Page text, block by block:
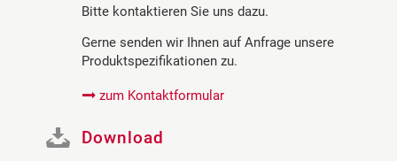
Bitte kontaktieren Sie uns dazu.
Gerne senden wir Ihnen auf Anfrage unsere
Produktspezifikationen zu.
zum Kontaktformular
Download